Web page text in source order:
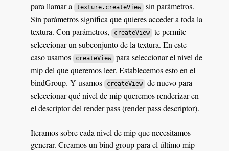
para llamar a
texture.createView sin parámetros.
Sin parámetros significa que quieres acceder a toda la
textura. Con parámetros,
createView te permite
seleccionar un subconjunto de la textura. En este
caso usamos
createView para seleccionar el nivel de
mip del que queremos leer. Establecemos esto en el
bindGroup. Y usamos
createView de nuevo para
seleccionar qué nivel de mip queremos renderizar en
el descriptor del render pass (render pass descriptor).
Iteramos sobre cada nivel de mip que necesitamos
generar. Creamos un bind group para el último mip